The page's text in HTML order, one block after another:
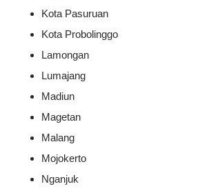
Kota Pasuruan
Kota Probolinggo
Lamongan
Lumajang
Madiun
Magetan
Malang
Mojokerto
Nganjuk